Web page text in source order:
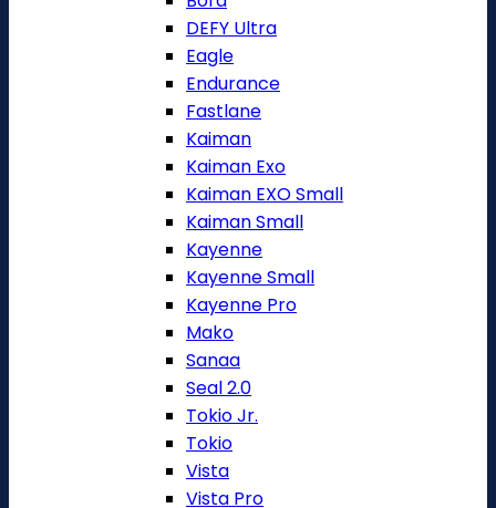
DEFY Ultra
Eagle
Endurance
Fastlane
Kaiman
Kaiman Exo
Kaiman EXO Small
Kaiman Small
Kayenne
Kayenne Small
Kayenne Pro
Mako
Sanaa
Seal 2.0
Tokio Jr.
Tokio
Vista
Vista Pro